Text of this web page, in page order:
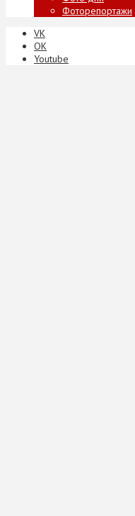
Фоторепортажи
VK
ОК
Youtube